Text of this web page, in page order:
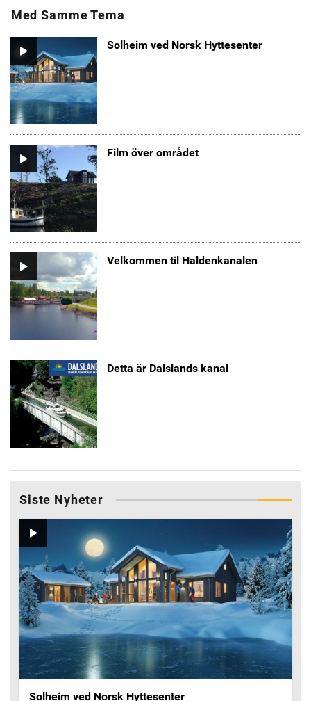
Med Samme Tema
Solheim ved Norsk Hyttesenter
Video
Film över området
Video
Velkommen til Haldenkanalen
Video
Detta är Dalslands kanal
Siste Nyheter
Solheim ved Norsk Hyttesenter
Video